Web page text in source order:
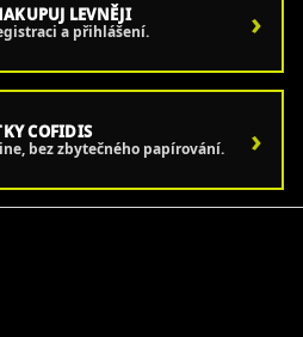
LEVNĚJI
a přihlášení. ›
COFIDIS
bez zbytečného papírování. ›